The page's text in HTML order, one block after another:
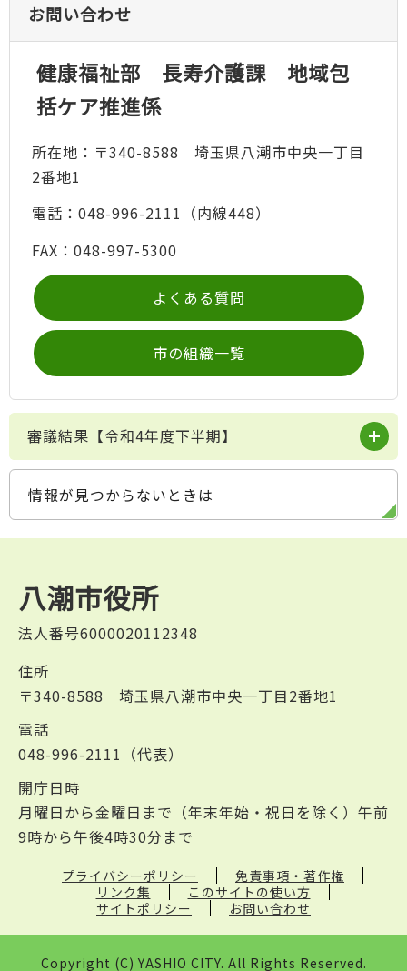
お問い合わせ
健康福祉部 長寿介護課 地域包
括ケア推進係
所在地：〒340-8588 埼玉県八潮市中央一丁目
2番地1
電話：048-996-2111（内線448）
FAX：048-997-5300
よくある質問
市の組織一覧
審議結果【令和4年度下半期】
情報が見つからないときは
八潮市役所
法人番号6000020112348
住所
〒340-8588 埼玉県八潮市中央一丁目2番地1
電話
048-996-2111（代表）
開庁日時
月曜日から金曜日まで（年末年始・祝日を除く）午前
9時から午後4時30分まで
プライバシーポリシー
免責事項・著作権
リンク集
このサイトの使い方
サイトポリシー
お問い合わせ
Copyright (C) YASHIO CITY. All Rights Reserved.